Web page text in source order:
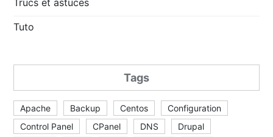
Tuto
Tags
Apache Backup Centos
Configuration
Control Panel
CPanel DNS
Drupal